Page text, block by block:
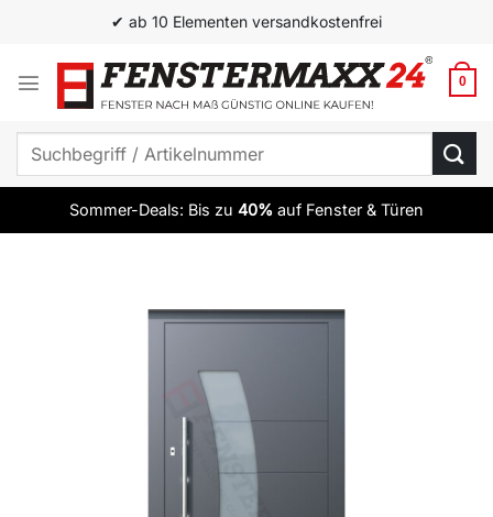
springen
✔ ab 10 Elementen versandkostenfrei
0
Suchen
Sommer-Deals: Bis zu 40% auf Fenster & Türen